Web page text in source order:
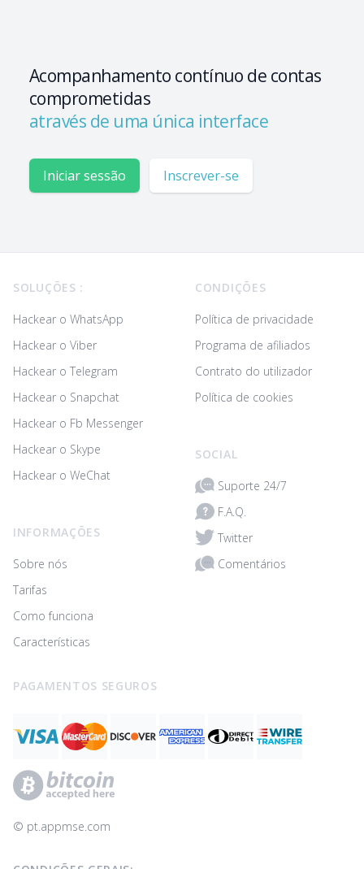
Acompanhamento contínuo de contas
comprometidas
através de uma única interface
Iniciar sessão Inscrever-se
SOLUÇÕES :
Hackear o WhatsApp
Hackear o Viber
Hackear o Telegram
Hackear o Snapchat
Hackear o Fb Messenger
Hackear o Skype
Hackear o WeChat
INFORMAÇÕES
Sobre nós
Tarifas
Como funciona
Características
CONDIÇÕES
Política de privacidade
Programa de afiliados
Contrato do utilizador
Política de cookies
SOCIAL
Suporte 24/7
F.A.Q.
Twitter
Comentários
PAGAMENTOS SEGUROS
© ‌pt.appmse.com